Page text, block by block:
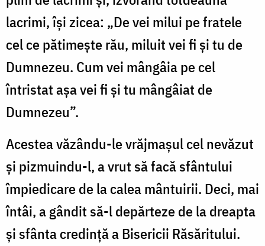
lacrimi, își zicea: „De vei milui pe fratele
cel ce pătimește rău, miluit vei fi și tu de
Dumnezeu. Cum vei mângâia pe cel
întristat așa vei fi și tu mângâiat de
Dumnezeu”.
Acestea văzându-le vrăjmașul cel nevăzut
și pizmuindu-l, a vrut să facă sfântului
împiedicare de la calea mântuirii. Deci, mai
întâi, a gândit să-l depărteze de la dreapta
și sfânta credință a Bisericii Răsăritului.